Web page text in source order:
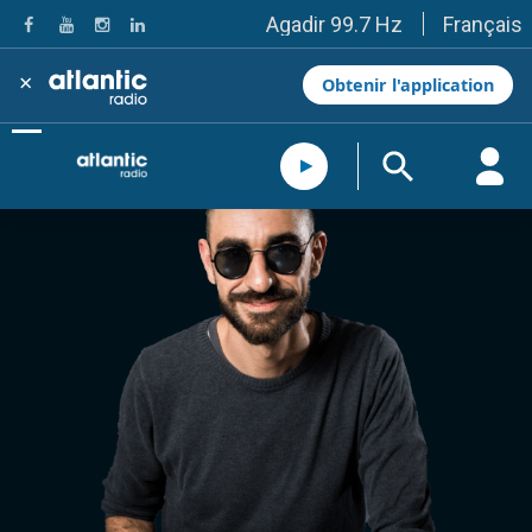
Agadir 99.7 Hz
Tanger 103.3 Hz
Tétouan 87.8 Hz
Fès 98.8 Hz
Meknès 97.2 Hz
El Jadida 97.3
Settat 104,6
Essaouira 96.6
Safi 92.3
Taza 103.0
Taounate 95.6
Tiznit 103.1
SkhourRhamna 92.2
Taroudant 104.9
Guelmim 91.9
Tan-Tan 95.2
Tafraout 104.9
Casablanca 92.5 Hz
Rabat, Salé 106.9 Hz
Marrakech 90.5 Hz
Français
× Obtenir l'application